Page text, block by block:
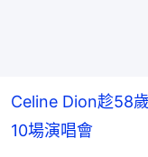
Celine Dion趁58
10場演唱會